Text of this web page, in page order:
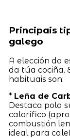
Principais
galego
A elección da
da túa cociña.
habituais son:
* Leña de
Destaca pola
calorífico
combustión
ideal para